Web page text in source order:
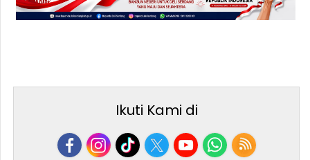
Ikuti Kami di